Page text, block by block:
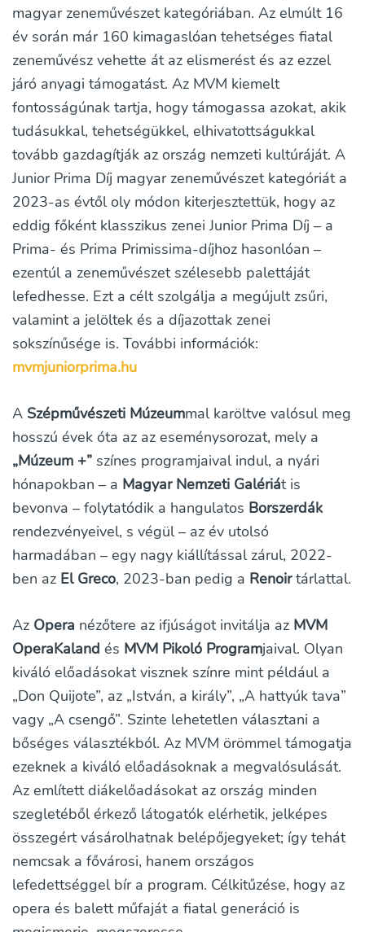
magyar zeneművészet kategóriában. Az elmúlt 16
év során már 160 kimagaslóan tehetséges fiatal
zeneművész vehette át az elismerést és az ezzel
járó anyagi támogatást. Az MVM kiemelt
fontosságúnak tartja, hogy támogassa azokat, akik
tudásukkal, tehetségükkel, elhivatottságukkal
tovább gazdagítják az ország nemzeti kultúráját. A
Junior Prima Díj magyar zeneművészet kategóriát a
2023-as évtől oly módon kiterjesztettük, hogy az
eddig főként klasszikus zenei Junior Prima Díj – a
Prima- és Prima Primissima-díjhoz hasonlóan –
ezentúl a zeneművészet szélesebb palettáját
lefedhesse. Ezt a célt szolgálja a megújult zsűri,
valamint a jelöltek és a díjazottak zenei
sokszínűsége is. További információk:
mvmjuniorprima.hu
A Szépművészeti Múzeummal karöltve valósul meg
hosszú évek óta az az eseménysorozat, mely a
„Múzeum +” színes programjaival indul, a nyári
hónapokban – a Magyar Nemzeti Galériát is
bevonva – folytatódik a hangulatos Borszerdák
rendezvényeivel, s végül – az év utolsó
harmadában – egy nagy kiállítással zárul, 2022-
ben az El Greco, 2023-ban pedig a Renoirtárlattal.
Az Opera nézőtere az ifjúságot invitálja az MVM
OperaKaland és MVM Pikoló Programjaival. Olyan
kiváló előadásokat visznek színre mint például a
„Don Quijote”, az „István, a király”, „A hattyúk tava”
vagy „A csengő”. Szinte lehetetlen választani a
bőséges választékból. Az MVM örömmel támogatja
ezeknek a kiváló előadásoknak a megvalósulását.
Az említett diákelőadásokat az ország minden
szegletéből érkező látogatók elérhetik, jelképes
összegért vásárolhatnak belépőjegyeket; így tehát
nemcsak a fővárosi, hanem országos
lefedettséggel bír a program. Célkitűzése, hogy az
opera és balett műfaját a fiatal generáció is